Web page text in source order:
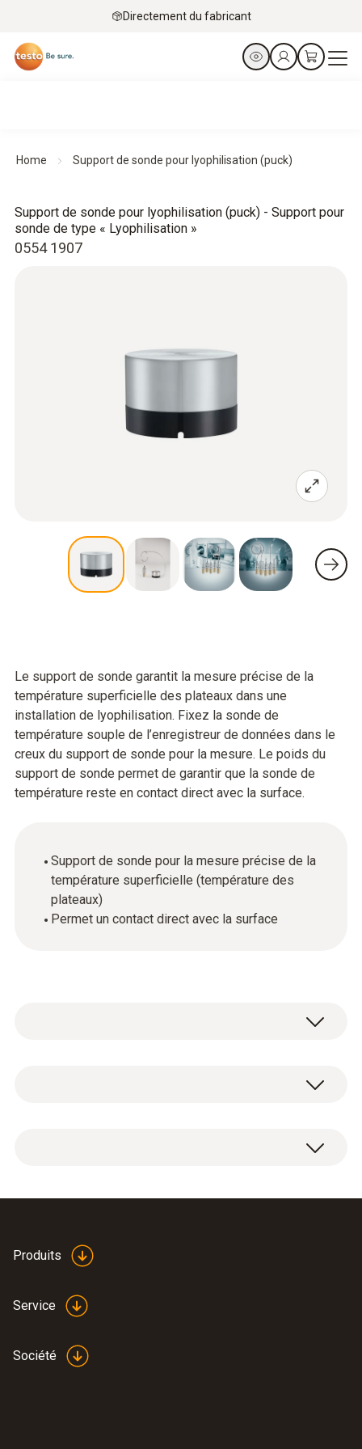
Directement du fabricant
Home Support de sonde pour lyophilisation (puck)
0554 1907
Support de sonde pour lyophilisation (puck) - Support pour
sonde de type « Lyophilisation »
Le support de sonde garantit la mesure précise de la
température superficielle des plateaux dans une
installation de lyophilisation. Fixez la sonde de
température souple de l’enregistreur de données dans le
creux du support de sonde pour la mesure. Le poids du
support de sonde permet de garantir que la sonde de
température reste en contact direct avec la surface.
Support de sonde pour la mesure précise de la
température superficielle (température des
plateaux)
Permet un contact direct avec la surface
-50 à +70 °C
Matériau du produit / du boîtier
1 support de sonde pour lyophilisation (puck).
Produits
Service
Société